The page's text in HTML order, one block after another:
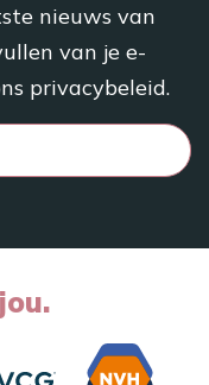
nieuws van
van je e-
privacybeleid.